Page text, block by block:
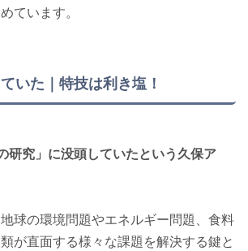
ています。
いた｜特技は利き塩！
研究」に没頭していたという久保ア
球の環境問題やエネルギー問題、食料
が直面する様々な課題を解決する鍵と